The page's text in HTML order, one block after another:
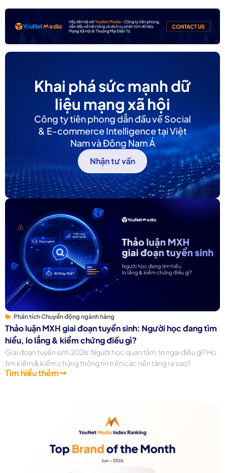
Khai phá sức mạnh dữ
liệu mạng xã hội
Công ty tiên phong dẫn đầu về Social
& E-commerce Intelligence tại Việt
Nam và Đông Nam Á
Nhận tư vấn
Phân tích Chuyển động ngành hàng
Thảo luận MXH giai đoạn tuyển sinh: Người học đang tìm
hiểu, lo lắng & kiểm chứng điều gì?
Giai đoạn tuyển sinh 2026: Người học quan tâm, lo ngại điều gì? Họ
tìm kiếm & kiểm chứng thông tin trên các nền tảng ra sao?
Tìm hiểu thêm